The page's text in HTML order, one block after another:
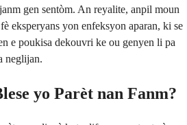
gen sentòm. An reyalite, anpil moun
eksperyans yon enfeksyon aparan, ki se
e poukisa dekouvri ke ou genyen li pa
neglijan.
yo Parèt nan Fanm?